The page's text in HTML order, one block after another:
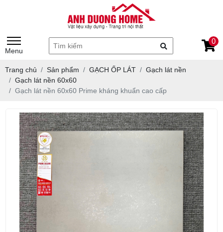
Menu
0
Trang chủ Sản phẩm GẠCH ỐP LÁT
Gạch lát nền
Gạch lát nền 60x60
Gạch lát nền 60x60 Prime kháng khuẩn cao cấp